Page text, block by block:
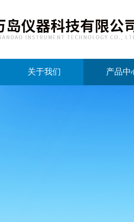
关于我们 产品中